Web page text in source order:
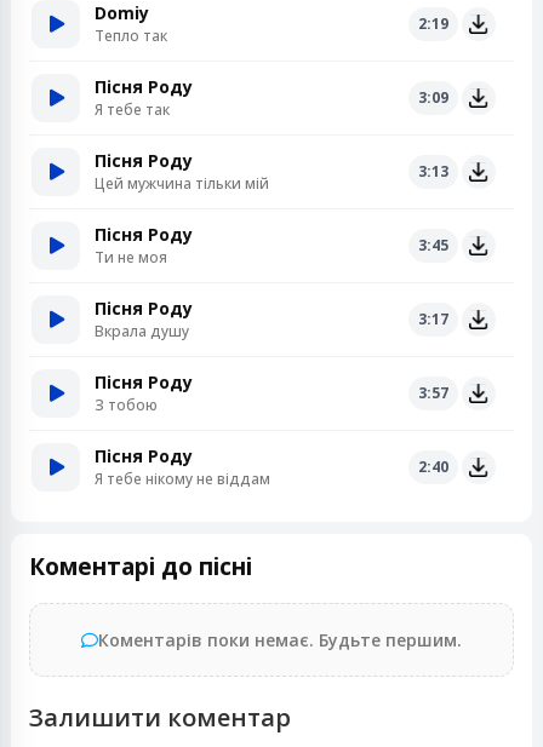
Domiy
Тепло так
2:19
Пісня Роду
Я тебе так
3:09
Пісня Роду
Цей мужчина тільки мій
3:13
Пісня Роду
Ти не моя
3:45
Пісня Роду
Вкрала душу
3:17
Пісня Роду
З тобою
3:57
Пісня Роду
Я тебе нікому не віддам
2:40
Коментарі до пісні
Коментарів поки немає. Будьте першим.
Залишити коментар